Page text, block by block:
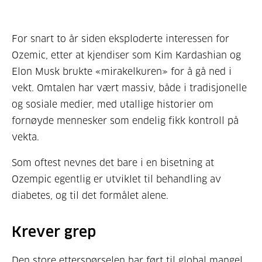
For snart to år siden eksploderte interessen for
Ozemic, etter at kjendiser som Kim Kardashian og
Elon Musk brukte «mirakelkuren» for å gå ned i
vekt. Omtalen har vært massiv, både i tradisjonelle
og sosiale medier, med utallige historier om
fornøyde mennesker som endelig fikk kontroll på
vekta.
Som oftest nevnes det bare i en bisetning at
Ozempic egentlig er utviklet til behandling av
diabetes, og til det formålet alene.
Krever grep